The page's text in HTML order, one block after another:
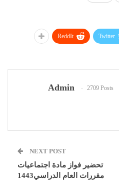
Twitter
ReddIt
Admin 2709 Posts
NEXT POST
تحضير فواز مادة اجتماعيات
مقررات العام الدراسي1443